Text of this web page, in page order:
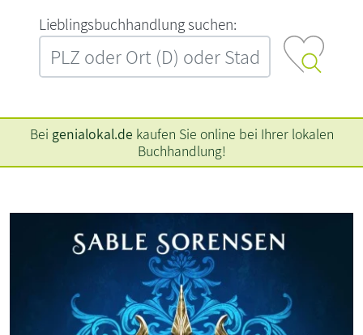
L‍i‍e‍b‍l‍i‍n‍g‍s‍b‍u‍c‍h‍h‍a‍n‍d‍l‍u‍n‍g‍ ‍s‍u‍c‍h‍e‍n‍:‍
Bei genialokal.de kaufen Sie online bei Ihrer lokalen
Buchhandlung!